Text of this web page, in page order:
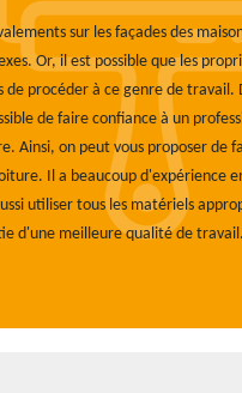
sur les façades des
Or, il est possible que les
de procéder à ce genre de travail.
de faire confiance à un
Ainsi, on peut vous proposer de
Il a beaucoup d'expérience
utiliser tous les matériels
d'une meilleure qualité de travail.